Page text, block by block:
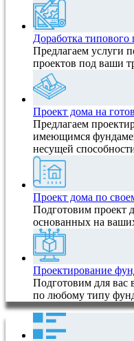
Доработка типового
Предлагаем услуги
проектов под ваши
Проект дома на
Предлагаем
имеющимся
несущей
Проект дома по
Подготовим проект
основанных на
Проектирование
Подготовим для вас
по любому типу